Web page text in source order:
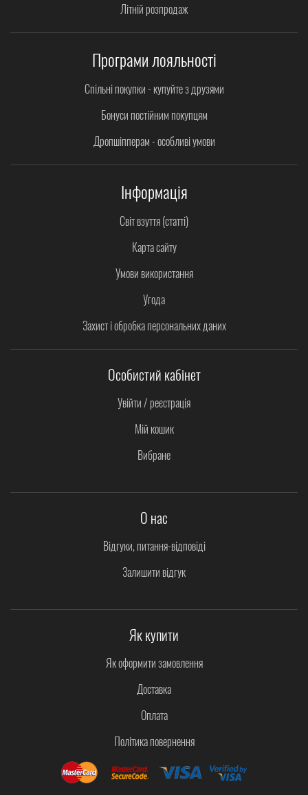
Літній розпродаж
Програми лояльності
Спільні покупки - купуйте з друзями
Бонуси постійним покупцям
Дропшіпперам - особливі умови
Інформація
Світ взуття (статті)
Карта сайту
Умови використання
Угода
Захист і обробка персональних даних
Особистий кабінет
Увійти / реєстрація
Мій кошик
Вибране
О нас
Відгуки, питання-відповіді
Залишити відгук
Як купити
Як оформити замовлення
Доставка
Оплата
Політика повернення